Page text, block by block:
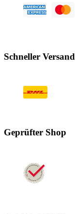
Schneller Versand
Geprüfter Shop